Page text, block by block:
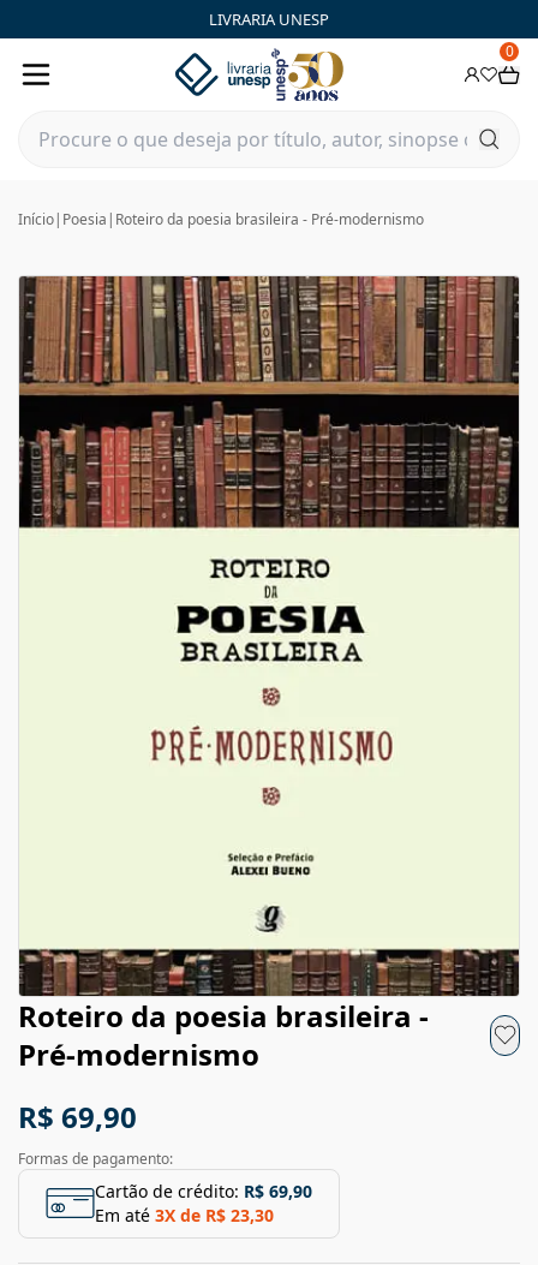
LIVRARIA UNESP
0
Início| Poesia | Roteiro da poesia brasileira - Pré-modernismo
Roteiro da poesia brasileira -
Pré-modernismo
R$ 69,90
Formas de pagamento:
Cartão de crédito: R$ 69,90
Em até 3X de R$ 23,30